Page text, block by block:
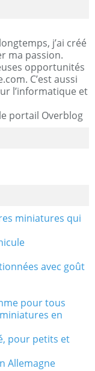
j’ai créé
ma passion.
opportunités
C’est aussi
l’informatique et
portail Overblog
miniatures qui
avec goût
pour tous
en
pour petits et
Allemagne